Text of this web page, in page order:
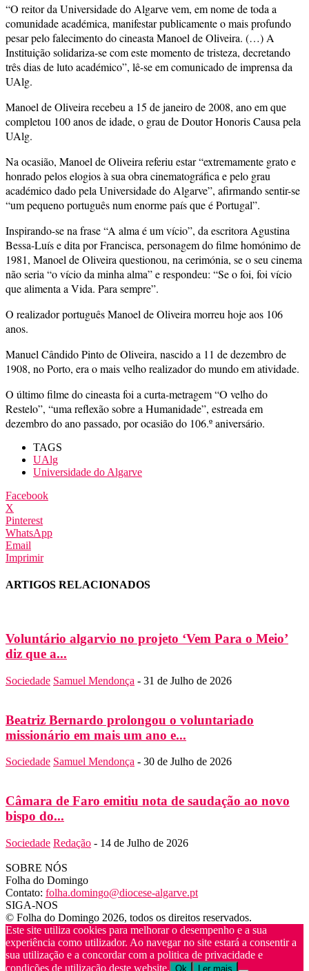
“O reitor da Universidade do Algarve vem, em nome de toda a
comunidade académica, manifestar publicamente o mais profundo
pesar pelo falecimento do cineasta Manoel de Oliveira. (…) A
Instituição solidariza-se com este momento de tristeza, decretando
três dias de luto académico”, lê-se em comunicado de imprensa da
UAlg.
Manoel de Oliveira recebeu a 15 de janeiro de 2008, ano em que
completou 100 anos de idade, o grau de Doutor Honoris Causa pela
UAlg.
Na ocasião, Manoel de Oliveira referiu estar “extremamente grato e
honrado pelos elogios à sua obra cinematográfica e pelo grau
académico dado pela Universidade do Algarve”, afirmando sentir-se
“um pequeno português num enorme país que é Portugal”.
Inspirando-se na frase “A alma é um vício”, da escritora Agustina
Bessa-Luís e dita por Francisca, personagem do filme homónimo de
1981, Manoel de Oliveira questionou, na cerimónia, se o seu cinema
não seria “o vício da minha alma” e respondeu: “Se o foi, foi vício
que alimenta a Vida. Para sempre”.
O realizador português Manoel de Oliveira morreu hoje aos 106
anos.
Manuel Cândido Pinto de Oliveira, nascido a 11 de dezembro de
1908, no Porto, era o mais velho realizador do mundo em atividade.
O último filme do cineasta foi a curta-metragem “O velho do
Restelo”, “uma reflexão sobre a Humanidade”, estreada em
dezembro do ano passado, por ocasião do 106.º aniversário.
TAGS
UAlg
Universidade do Algarve
Facebook
X
Pinterest
WhatsApp
Email
Imprimir
ARTIGOS RELACIONADOS
Voluntário algarvio no projeto ‘Vem Para o Meio’
diz que a...
Sociedade Samuel Mendonça - 31 de Julho de 2026
Beatriz Bernardo prolongou o voluntariado
missionário em mais um ano e...
Sociedade Samuel Mendonça - 30 de Julho de 2026
Câmara de Faro emitiu nota de saudação ao novo
bispo do...
Sociedade Redação - 14 de Julho de 2026
SOBRE NÓS
Folha do Domingo
Contato: folha.domingo@diocese-algarve.pt
SIGA-NOS
© Folha do Domingo 2026, todos os direitos reservados.
Este site utiliza cookies para melhorar o desempenho e a sua
experiência como utilizador. Ao navegar no site estará a consentir a
sua utilização e a concordar com a politica de privacidade e
condições de utilização deste website. Ok Ler mais